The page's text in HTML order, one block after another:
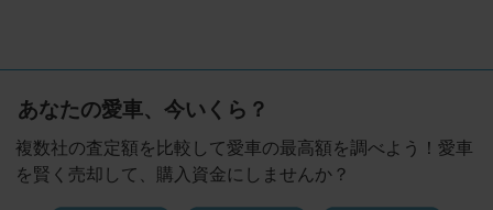
あなたの愛車、今いくら？
複数社の査定額を比較して愛車の最高額を調べよう！愛車
を賢く売却して、購入資金にしませんか？